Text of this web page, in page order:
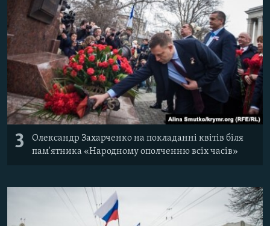
3
Олександр Захарченко на покладанні квітів біля
пам'ятника «Народному ополченню всіх часів»